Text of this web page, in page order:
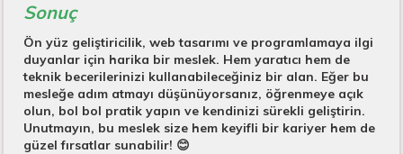
Sonuç
Ön yüz geliştiricilik, web tasarımı ve programlamaya ilgi
duyanlar için harika bir meslek. Hem yaratıcı hem de
teknik becerilerinizi kullanabileceğiniz bir alan. Eğer bu
mesleğe adım atmayı düşünüyorsanız, öğrenmeye açık
olun, bol bol pratik yapın ve kendinizi sürekli geliştirin.
Unutmayın, bu meslek size hem keyifli bir kariyer hem de
güzel fırsatlar sunabilir! 😊